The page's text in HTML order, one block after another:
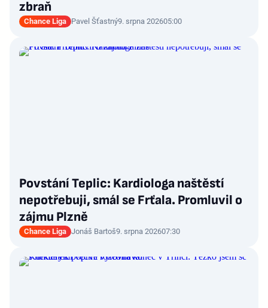
zbraň
Chance Liga Pavel Šťastný9. srpna 202605:00
Povstání Teplic: Kardiologa naštěstí
nepotřebuji, smál se Frťala. Promluvil o
zájmu Plzně
Chance Liga Jonáš Bartoš9. srpna 202607:30